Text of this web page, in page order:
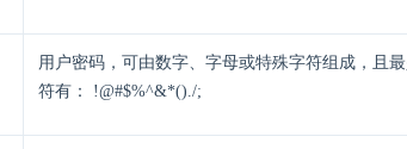
用户密码，可由数字、字母或特殊字符组成，且
符有： !@#$%^&*()./;